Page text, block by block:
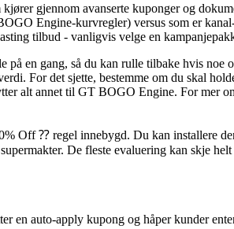
gjennom avanserte kuponger og
Engine-kurvregler) versus som er
tilbud - vanligvis velge en
en gang, så du kan rulle tilbake hvis
For det sjette, bestemme om du skal
alt annet til GT BOGO Engine. For mer
Off ⁇ regel innebygd. Du kan installere
De fleste evaluering kan skje
auto-apply kupong og håper kunder